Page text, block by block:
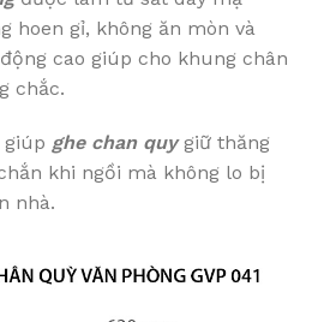
hoen gỉ, không ăn mòn và
cao giúp cho khung chân
chắc.
ghe chan quygiữ thăng
khi ngồi mà không lo bị
nhà.